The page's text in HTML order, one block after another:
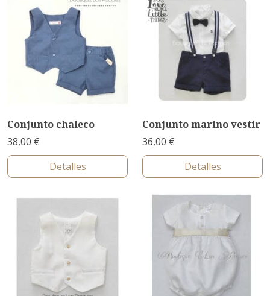
Conjunto chaleco
38,00 €
Detalles
Conjunto marino vestir
36,00 €
Detalles